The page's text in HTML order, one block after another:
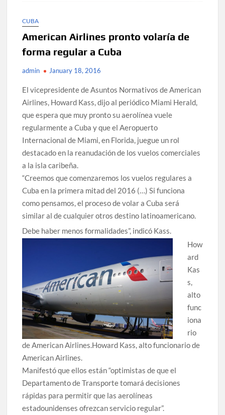
CUBA
American Airlines pronto volaría de
forma regular a Cuba
admin January 18, 2016
El vicepresidente de Asuntos Normativos de American
Airlines, Howard Kass, dijo al periódico Miami Herald,
que espera que muy pronto su aerolínea vuele
regularmente a Cuba y que el Aeropuerto
Internacional de Miami, en Florida, juegue un rol
destacado en la reanudación de los vuelos comerciales
a la isla caribeña.
“Creemos que comenzaremos los vuelos regulares a
Cuba en la primera mitad del 2016 (…) Si funciona
como pensamos, el proceso de volar a Cuba será
similar al de cualquier otros destino latinoamericano.
Debe haber menos formalidades”, indicó Kass.
How
ard
Kas
s,
alto
func
iona
rio
de American Airlines.Howard Kass, alto funcionario de
American Airlines.
Manifestó que ellos están “optimistas de que el
Departamento de Transporte tomará decisiones
rápidas para permitir que las aerolíneas
estadounidenses ofrezcan servicio regular”.